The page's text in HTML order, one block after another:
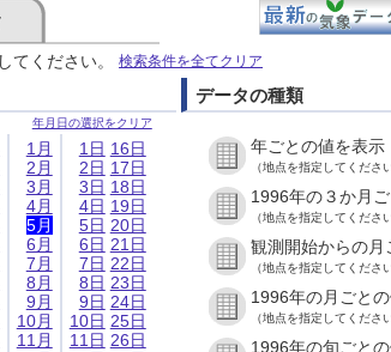
てください。 検索条件を全てクリア
年月日の選択をクリア
1月
2月
3月
4月
5月
6月
7月
8月
9月
10月
11月
1日
2日
3日
4日
5日
6日
7日
8日
9日
10日
11日
16日
17日
18日
19日
20日
21日
22日
23日
24日
25日
26日
データの種類
年ごとの値を表示
（地点を指定してください
1996年の３か月
（地点を指定してください
観測開始からの月
（地点を指定してください
1996年の月ごと
（地点を指定してください
1996年の旬ごと